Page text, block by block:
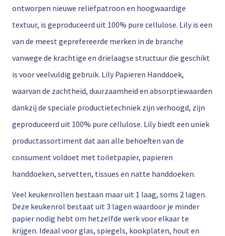
ontworpen nieuwe reliëfpatroon en hoogwaardige
textuur, is geproduceerd uit 100% pure cellulose. Lily is een
van de meest geprefereerde merken in de branche
vanwege de krachtige en drielaagse structuur die geschikt
is voor veelvuldig gebruik. Lily Papieren Handdoek,
waarvan de zachtheid, duurzaamheid en absorptiewaarden
dankzij de speciale productietechniek zijn verhoogd, zijn
geproduceerd uit 100% pure cellulose. Lily biedt een uniek
productassortiment dat aan alle behoeften van de
consument voldoet met toiletpapier, papieren
handdoeken, servetten, tissues en natte handdoeken.
Veel keukenrollen bestaan maar uit 1 laag, soms 2 lagen.
Deze keukenrol bestaat uit 3 lagen waardoor je minder
papier nodig hebt om hetzelfde werk voor elkaar te
krijgen. Ideaal voor glas, spiegels, kookplaten, hout en